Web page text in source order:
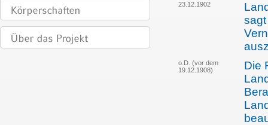
23.12.1902
o.D. (vor dem
19.12.1908)
Die